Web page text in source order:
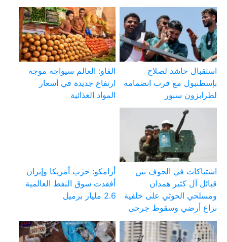
استقبال حاشد لصلاح
بإسطنبول مع قرب انضمامه
لطرابزون سبور
الفاو: العالم سيواجه موجة
ارتفاع جديدة في أسعار
المواد الغذائية
اشتباكات في الجوف بين
قبائل آل كثير همدان
ومسلحي الحوثي على خلفية
نزاع أرضي وسقوط جرحى
أرامكو: حرب أمريكا وإيران
أفقدت سوق النفط العالمية
2.6 مليار برميل